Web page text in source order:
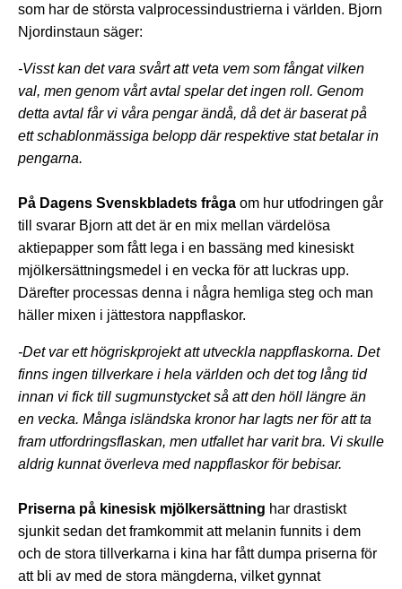
som har de största valprocessindustrierna i världen. Bjorn
Njordinstaun säger:
-Visst kan det vara svårt att veta vem som fångat vilken
val, men genom vårt avtal spelar det ingen roll. Genom
detta avtal får vi våra pengar ändå, då det är baserat på
ett schablonmässiga belopp där respektive stat betalar in
pengarna.
På Dagens Svenskbladets fråga om hur utfodringen går
till svarar Bjorn att det är en mix mellan värdelösa
aktiepapper som fått lega i en bassäng med kinesiskt
mjölkersättningsmedel i en vecka för att luckras upp.
Därefter processas denna i några hemliga steg och man
häller mixen i jättestora nappflaskor.
-Det var ett högriskprojekt att utveckla nappflaskorna. Det
finns ingen tillverkare i hela världen och det tog lång tid
innan vi fick till sugmunstycket så att den höll längre än
en vecka. Många isländska kronor har lagts ner för att ta
fram utfordringsflaskan, men utfallet har varit bra. Vi skulle
aldrig kunnat överleva med nappflaskor för bebisar.
Priserna på kinesisk mjölkersättning har drastiskt
sjunkit sedan det framkommit att melanin funnits i dem
och de stora tillverkarna i kina har fått dumpa priserna för
att bli av med de stora mängderna, vilket gynnat